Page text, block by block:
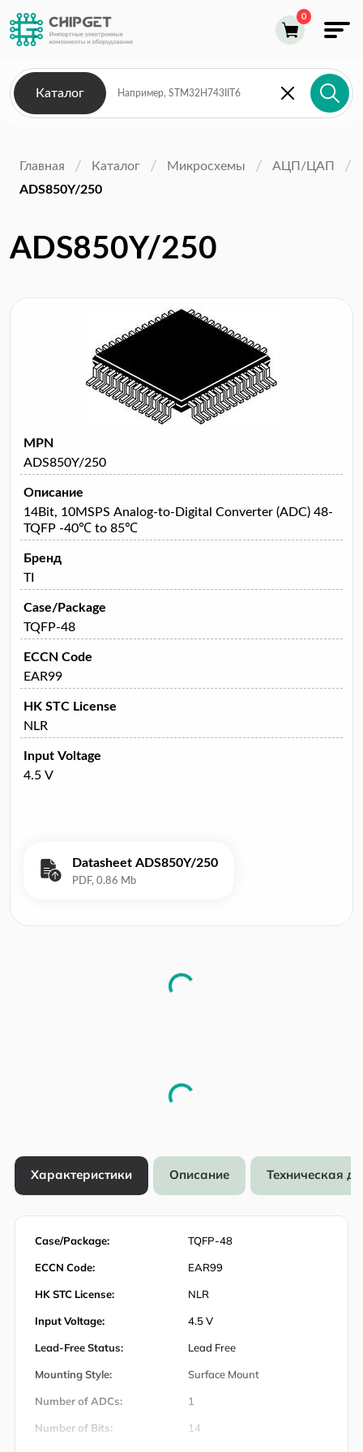
Каталог
Главная Каталог Микросхемы
АЦП/ЦАП
ADS850Y/250
ADS850Y/250
MPN
ADS850Y/250
Описание
14Bit, 10MSPS Analog-to-Digital Converter (ADC) 48-
TQFP -40℃ to 85℃
Бренд
TI
Case/Package
TQFP-48
ECCN Code
EAR99
HK STC License
NLR
Input Voltage
4.5 V
Datasheet ADS850Y/250
Характеристики Описание Техническая
Case/Package: TQFP-48
ECCN Code: EAR99
HK STC License: NLR
Input Voltage: 4.5 V
Lead-Free Status: Lead Free
Mounting Style: Surface Mount
Number of ADCs: 1
Number of Bits: 14